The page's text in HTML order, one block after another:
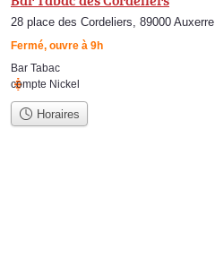
28 place des Cordeliers, 89000 Auxerre
Fermé, ouvre à 9h
Bar Tabac
compte Nickel
Horaires